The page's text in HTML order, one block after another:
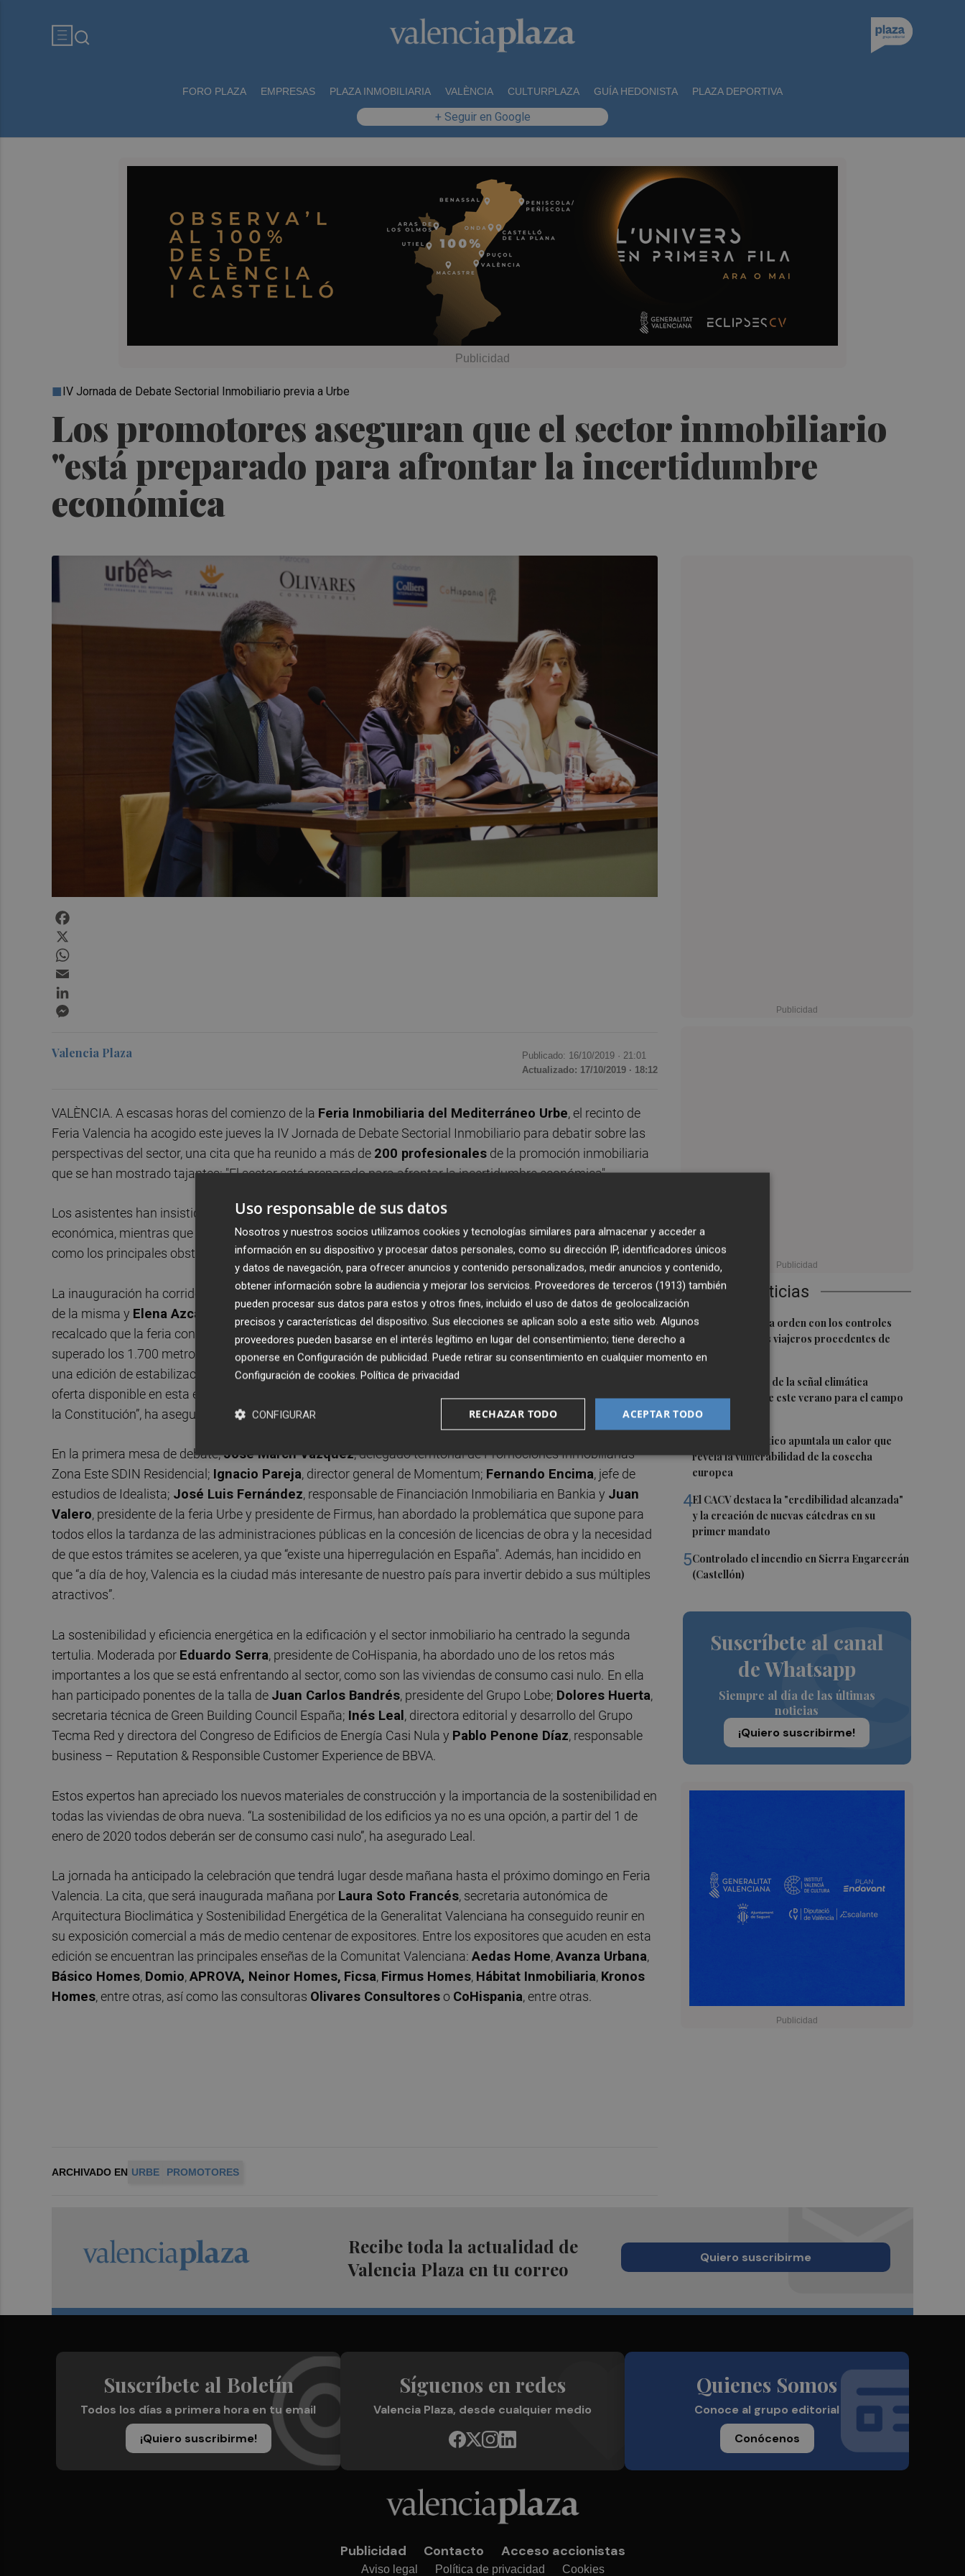
FORO PLAZA EMPRESAS PLAZA INMOBILIARIA VALÈNCIA CULTURPLAZA GUÍA HEDONISTA PLAZA DEPORTIVA
+ Seguir en Google
Los promotores aseguran que el sector inmobiliario
"está preparado para afrontar la incertidumbre
económica
IV Jornada de Debate Sectorial Inmobiliario previa a Urbe
Últimas Noticias
1El BOE publica la orden con los controles
fronterizos a los viajeros procedentes de
Italia
La FAO advierte de la señal climática
"excepcional" de este verano para el campo
europeo
El cambio climático apuntala un calor que
revela la vulnerabilidad de la cosecha
europea
4El CACV destaca la "credibilidad alcanzada"
y la creación de nuevas cátedras en su
primer mandato
5Controlado el incendio en Sierra Engarcerán
(Castellón)
Suscríbete al canal
de Whatsapp
Siempre al día de las últimas
noticias
¡Quiero suscribirme!
Valencia Plaza Publicado: 16/10/2019 · 21:01
Actualizado: 17/10/2019 · 18:12
VALÈNCIA. A escasas horas del comienzo de la Feria Inmobiliaria del Mediterráneo Urbe, el recinto de
Feria Valencia ha acogido este jueves la IV Jornada de Debate Sectorial Inmobiliario para debatir sobre las
perspectivas del sector, una cita que ha reunido a más de 200 profesionales de la promoción inmobiliaria
que se han mostrado tajantes: "El sector está preparado para afrontar la incertidumbre económica".
Los asistentes han insistido en la fortaleza del sector para hacer frente a una inestabilidad política y
económica, mientras que han puesto en acento en el precio del suelo y, sobre todo, el retraso en las licencias
como los principales obstáculos para el desarrollo de nuevos proyectos.
La inauguración ha corrido a cargo deJuan Valero, presidente de la Feria Urbe,Carmen Álvarez , directora
de la misma y Elena Azcárraga , directora general de Vivienda y Regeneración Urbana. Todos ellos han
recalcado que la feria continua en su moderado ascenso en número de expositores y asistentes. “Hemos
superado los 1.700 metros cuadrados de superficie ocupada, y más de 50 expositores, se puede decir que es
una edición de estabilización”, ha destacado Valero. Por su parte, Álvarez ha incidido en la gran cantidad de
oferta disponible en esta edición. “Queremos hacer efectivo el derecho a la vivienda, tal y como configura en
la Constitución”, ha asegurado Azcárraga.
En la primera mesa de debate,José March Vázquez, delegado territorial de Promociones Inmobiliarias
Zona Este SDIN Residencial; Ignacio Pareja, director general de Momentum; Fernando Encima, jefe de
estudios de Idealista; José Luis Fernández, responsable de Financiación Inmobiliaria en Bankia y Juan
Valero, presidente de la feria Urbe y presidente de Firmus, han abordado la problemática que supone para
todos ellos la tardanza de las administraciones públicas en la concesión de licencias de obra y la necesidad
de que estos trámites se aceleren, ya que “existe una hiperregulación en España". Además, han incidido en
que “a día de hoy, Valencia es la ciudad más interesante de nuestro país para invertir debido a sus múltiples
atractivos”.
La sostenibilidad y eficiencia energética en la edificación y el sector inmobiliario ha centrado la segunda
tertulia. Moderada por Eduardo Serra, presidente de CoHispania, ha abordado uno de los retos más
importantes a los que se está enfrentando al sector, como son las viviendas de consumo casi nulo. En ella
han participado ponentes de la talla de Juan Carlos Bandrés, presidente del Grupo Lobe; Dolores Huerta,
secretaria técnica de Green Building Council España; Inés Leal , directora editorial y desarrollo del Grupo
Tecma Red y directora del Congreso de Edificios de Energía Casi Nula y Pablo Penone Díaz, responsable
business – Reputation & Responsible Customer Experience de BBVA.
Estos expertos han apreciado los nuevos materiales de construcción y la importancia de la sostenibilidad en
todas las viviendas de obra nueva. “La sostenibilidad de los edificios ya no es una opción, a partir del 1 de
enero de 2020 todos deberán ser de consumo casi nulo”, ha asegurado Leal.
La jornada ha anticipado la celebración que tendrá lugar desde mañana hasta el próximo domingo en Feria
Valencia. La cita, que será inaugurada mañana por Laura Soto Francés, secretaria autonómica de
Arquitectura Bioclimática y Sostenibilidad Energética de la Generalitat Valenciana ha conseguido reunir en
su exposición comercial a más de medio centenar de expositores. Entre los expositores que acuden en esta
edición se encuentran las principales enseñas de la Comunitat Valenciana: Aedas Home,Avanza Urbana,
Básico Homes, Domio,APROVA, Neinor Homes, Ficsa, Firmus Homes, Hábitat Inmobiliaria, Kronos
Homes, entre otras, así como las consultoras Olivares Consultores o CoHispania, entre otras.
ARCHIVADO EN URBE PROMOTORES
Recibe toda la actualidad de
Valencia Plaza en tu correo
Quiero suscribirme
Suscríbete al Boletín
Todos los días a primera hora en tu email
¡Quiero suscribirme!
Síguenos en redes
Valencia Plaza, desde cualquier medio
Quienes Somos
Conoce al grupo editorial
Conócenos
Publicidad Contacto Acceso accionistas
Aviso legal Política de privacidad Cookies
Uso responsable de sus datos
Nosotros y nuestros socios utilizamos cookies y tecnologías similares para almacenar y acceder a
información en su dispositivo y procesar datos personales, como su dirección IP, identificadores únicos
y datos de navegación, para ofrecer anuncios y contenido personalizados, medir anuncios y contenido,
obtener información sobre la audiencia y mejorar los servicios. Proveedores de terceros (1913) también
pueden procesar sus datos para estos y otros fines, incluido el uso de datos de geolocalización
precisos y características del dispositivo. Sus elecciones se aplican solo a este sitio web. Algunos
proveedores pueden basarse en el interés legítimo en lugar del consentimiento; tiene derecho a
oponerse en Configuración de publicidad. Puede retirar su consentimiento en cualquier momento en
Configuración de cookies. Política de privacidad
ACEPTAR TODO
RECHAZAR TODO
CONFIGURAR